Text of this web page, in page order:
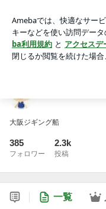
アプリをダウンロードし
ょう。
大阪ジギング船
385
フォロワー
2.3k
投稿
一覧